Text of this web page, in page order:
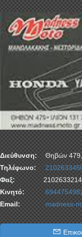
Διεύθυνση:
Θηβών
Τηλέφωνο:
Φαξ:
2102633214
Κινητό:
Email:
madness-